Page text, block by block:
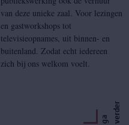
van deze unieke zaal. Voor lezingen
en gastworkshops tot
televisieopnames, uit binnen- en
buitenland. Zodat echt iedereen
zich bij ons welkom voelt.
g
a
v
e
r
d
e r